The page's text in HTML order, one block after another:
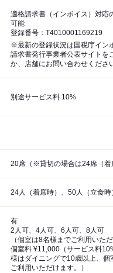
適格請求書（インボイス）対応
可能
登録番号：T4010001169219
※最新の登録状況は国税庁イン
請求書発行事業者公表サイトを
か、店舗にお問い合わせくださ
別途サービス料 10%
20席（※貸切の場合は24席（着
24人（着席時）、50人（立食時
有
2人可、4人可、6人可、8人可
（個室は8名様までご利用いた
個室料 ¥11,000（サービス料
様はダイニングで10歳以上、個
ご利用いただけます。）